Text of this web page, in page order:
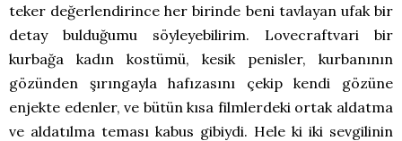
teker değerlendirince her birinde beni tavlayan ufak bir
detay bulduğumu söyleyebilirim. Lovecraftvari bir
kurbağa kadın kostümü, kesik penisler, kurbanının
gözünden şırıngayla hafızasını çekip kendi gözüne
enjekte edenler, ve bütün kısa filmlerdeki ortak aldatma
ve aldatılma teması kabus gibiydi. Hele ki iki sevgilinin